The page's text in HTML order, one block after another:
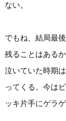
ない。
でもね、結局最
残ることはある
泣いていた時期
ってくる。今は
ッキ片手にゲラ